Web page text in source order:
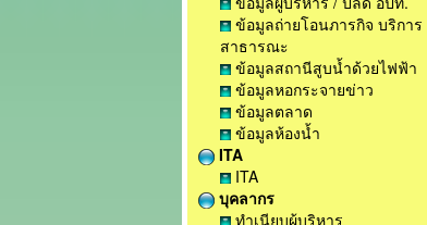
ข้อมูลถ่ายโอนภารกิจ บริการ
สาธารณะ
ข้อมูลสถานีสูบน้ำด้วยไฟฟ้า
ข้อมูลหอกระจายข่าว
ข้อมูลตลาด
ข้อมูลห้องน้ำ
ITA
ITA
บุคลากร
ทำเนียบผู้บริหาร